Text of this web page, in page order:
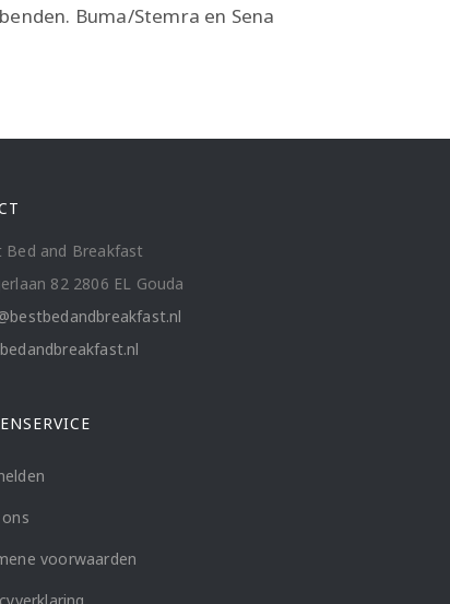
Buma/Stemra en Sena
Bed and Breakfast
82 2806 EL Gouda
voorwaarden